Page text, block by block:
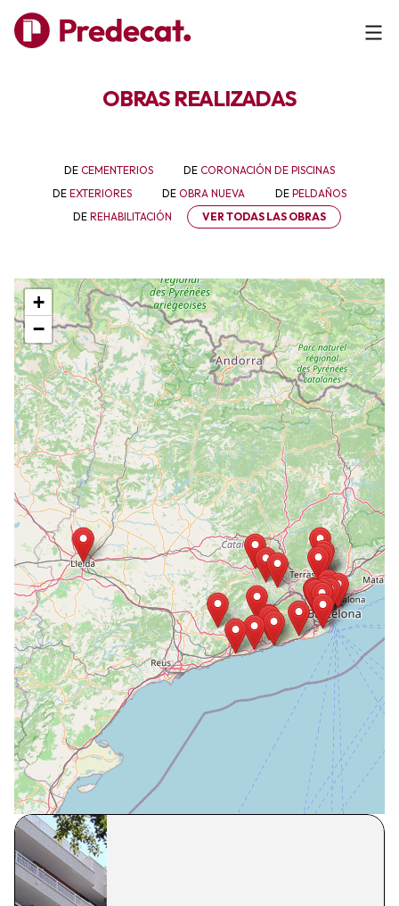
OBRAS REALIZADAS
DE CEMENTERIOS DE CORONACIÓN DE PISCINAS
DE EXTERIORES DE OBRA NUEVA DE PELDAÑOS
DE REHABILITACIÓN VER TODAS LAS OBRAS
+
−